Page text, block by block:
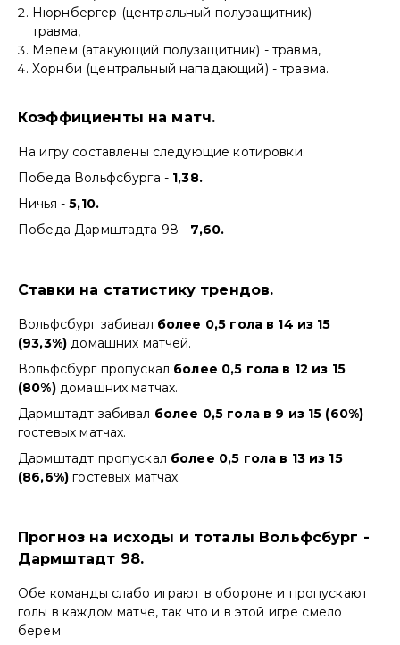
Нюрнбергер (центральный полузащитник) -
травма,
Мелем (атакующий полузащитник) - травма,
Хорнби (центральный нападающий) - травма.
Коэффициенты на матч.
На игру составлены следующие котировки:
Победа Вольфсбурга - 1,38.
Ничья -5,10.
Победа Дармштадта 98 - 7,60.
Ставки на статистику трендов.
Вольфсбург забивал более 0,5 гола в 14 из 15
(93,3%) домашних матчей.
Вольфсбург пропускал более 0,5 гола в 12 из 15
(80%)домашних матчах.
Дармштадт забивал более 0,5 гола в 9 из 15 (60%)
гостевых матчах.
Дармштадт пропускал более 0,5 гола в 13 из 15
(86,6%) гостевых матчах.
Прогноз на исходы и тоталы Вольфсбург -
Дармштадт 98.
Обе команды слабо играют в обороне и пропускают
голы в каждом матче, так что и в этой игре смело
берем